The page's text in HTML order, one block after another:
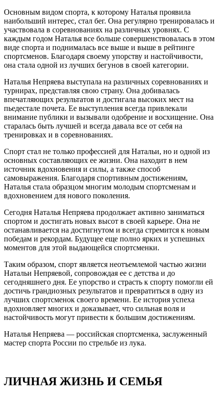
Основным видом спорта, к которому Наталья проявила
наибольший интерес, стал бег. Она регулярно тренировалась и
участвовала в соревнованиях на различных уровнях. С
каждым годом Наталья все больше совершенствовалась в этом
виде спорта и поднималась все выше и выше в рейтинге
спортсменов. Благодаря своему упорству и настойчивости,
она стала одной из лучших бегунов в своей категории.
Наталья Непряева выступала на различных соревнованиях и
турнирах, представляя свою страну. Она добивалась
впечатляющих результатов и достигала высоких мест на
пьедестале почета. Ее выступления всегда привлекали
внимание публики и вызывали одобрение и восхищение. Она
старалась быть лучшей и всегда давала все от себя на
тренировках и в соревнованиях.
Спорт стал не только профессией для Натальи, но и одной из
основных составляющих ее жизни. Она находит в нем
источник вдохновения и силы, а также способ
самовыражения. Благодаря спортивным достижениям,
Наталья стала образцом многим молодым спортсменам и
вдохновением для нового поколения.
Сегодня Наталья Непряева продолжает активно заниматься
спортом и достигать новых высот в своей карьере. Она не
останавливается на достигнутом и всегда стремится к новым
победам и рекордам. Будущее еще полно ярких и успешных
моментов для этой выдающейся спортсменки.
Таким образом, спорт является неотъемлемой частью жизни
Натальи Непряевой, сопровождая ее с детства и до
сегодняшнего дня. Ее упорство и страсть к спорту помогли ей
достичь грандиозных результатов и превратиться в одну из
лучших спортсменок своего времени. Ее история успеха
вдохновляет многих и доказывает, что сильная воля и
настойчивость могут привести к большим достижениям.
Наталья Непряева — российская спортсменка, заслуженный
мастер спорта России по стрельбе из лука.
ЛИЧНАЯ ЖИЗНЬ И СЕМЬЯ